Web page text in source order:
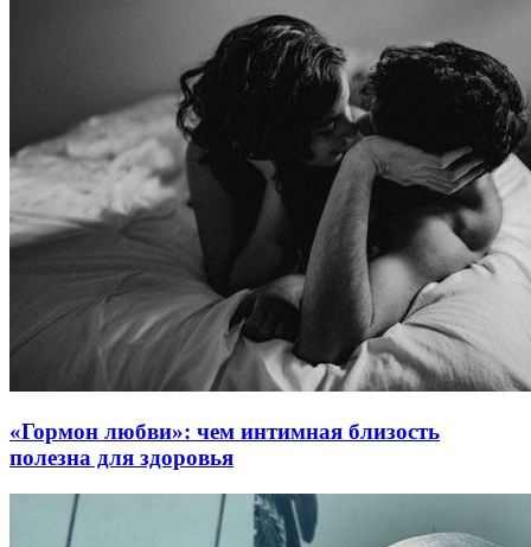
«Гормон любви»: чем интимная близость
полезна для здоровья